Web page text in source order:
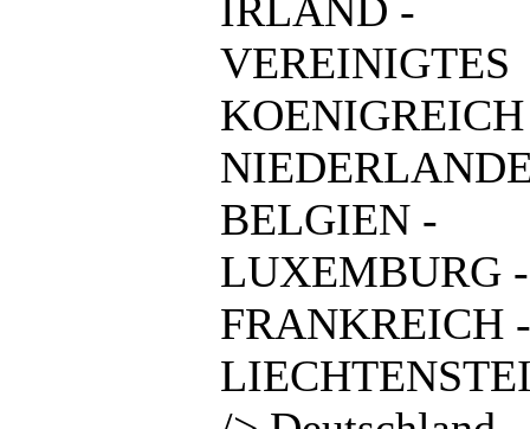
IRLAND -
VEREINIGTES
BELGIEN -
LUXEMBURG -
FRANKREICH -